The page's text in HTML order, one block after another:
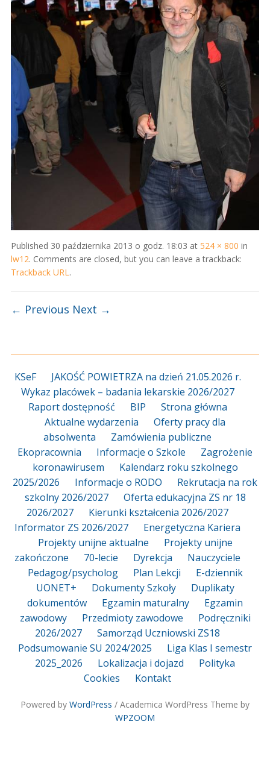
Published 30 października 2013 o godz. 18:03 at 524 × 800 in
lw12. Comments are closed, but you can leave a trackback:
Trackback URL.
← Previous Next →
KSeF
JAKOŚĆ POWIETRZA na dzień 21.05.2026 r.
Wykaz placówek – badania lekarskie 2026/2027
Raport dostępność
BIP
Strona główna
Aktualne wydarzenia
Oferty pracy dla
absolwenta
Zamówienia publiczne
Ekopracownia
Informacje o Szkole
Zagrożenie
koronawirusem
Kalendarz roku szkolnego
2025/2026
Informacje o RODO
Rekrutacja na rok
szkolny 2026/2027
Oferta edukacyjna ZS nr 18
2026/2027
Kierunki kształcenia 2026/2027
Informator ZS 2026/2027
Energetyczna Kariera
Projekty unijne aktualne
Projekty unijne
zakończone
70-lecie Dyrekcja
Nauczyciele
Pedagog/psycholog
Plan Lekcji
E-dziennik
UONET+
Dokumenty Szkoły
Duplikaty
dokumentów
Egzamin maturalny
Egzamin
zawodowy
Przedmioty zawodowe
Podręczniki
2026/2027
Samorząd Uczniowski ZS18
Podsumowanie SU 2024/2025
Liga Klas I semestr
2025_2026
Lokalizacja i dojazd
Polityka
Cookies
Kontakt
Powered by WordPress / Academica WordPress Theme by
WPZOOM